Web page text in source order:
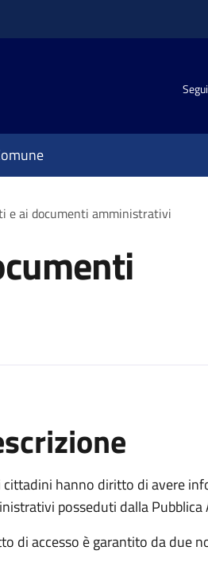
e ai documenti amministrativi
cittadini hanno diritto di avere
posseduti dalla
di accesso è garantito da due